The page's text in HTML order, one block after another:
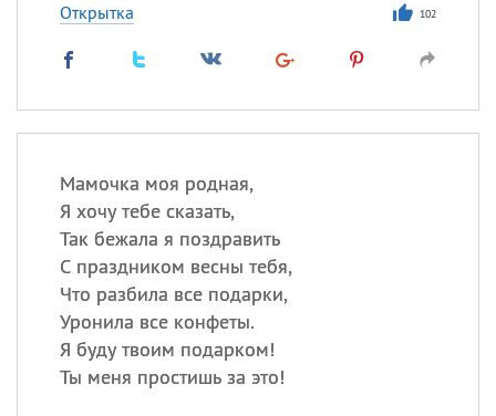
Открытка 102
Мамочка моя родная,
Я хочу тебе сказать,
Так бежала я поздравить
С праздником весны тебя,
Что разбила все подарки,
Уронила все конфеты.
Я буду твоим подарком!
Ты меня простишь за это!
, Афанасий,Борис
происхождение